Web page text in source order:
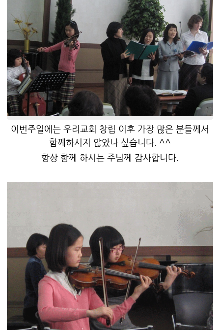
이번주일에는 우리교회 창립 이후 가장 많은 분들께서
함께하시지 않았나 싶습니다. ^^
항상 함께 하시는 주님께 감사합니다.